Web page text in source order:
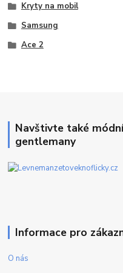
Kryty na mobil
Samsung
Ace 2
Navštivte také
gentlemany
Informace pro
O nás